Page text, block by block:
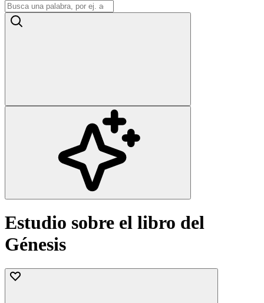
Estudio sobre el libro del
Génesis